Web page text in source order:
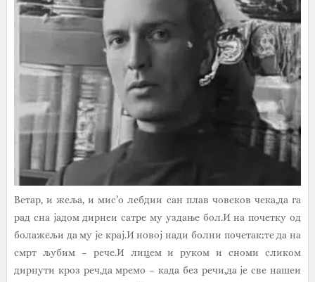
Ветар, и жеља, и мис’о лебдии сан плав човеков чека,да га
рад сна јадом дирнеи сатре му уздање бол.И на почетку од
болажељи да му је крај.И новој нади болни почетак;те да на
смрт љубим – рече.И лицем и руком и сноми сликом
дирнути кроз реч,да мремо – када без речи,да је све нашеи